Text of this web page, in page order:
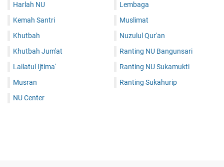
Harlah NU
Kemah Santri
Khutbah
Khutbah Jum'at
Lailatul Ijtima'
Musran
NU Center
Lembaga
Muslimat
Nuzulul Qur'an
Ranting NU Bangunsari
Ranting NU Sukamukti
Ranting Sukahurip